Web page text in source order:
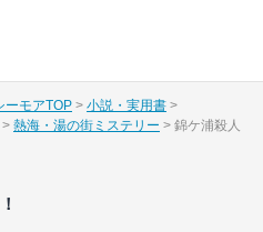
ーモアTOP
小説・実用書
熱海・湯の街ミステリー
錦ケ浦殺人